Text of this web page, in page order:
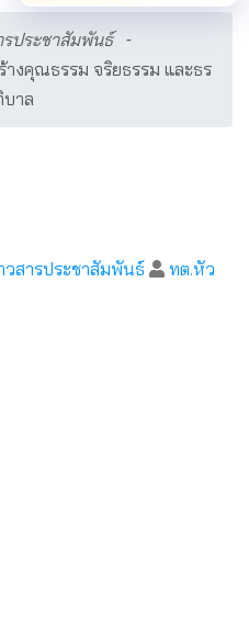
รประชาสัมพันธ์
างคุณธรรม จริยธรรม และธร
าล
วสารประชาสัมพันธ์
ทต.หัว